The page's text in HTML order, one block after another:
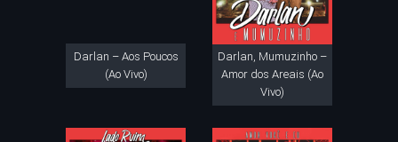
Darlan – Aos Poucos
(Ao Vivo)
Darlan, Mumuzinho –
Amor dos Areais (Ao
Vivo)